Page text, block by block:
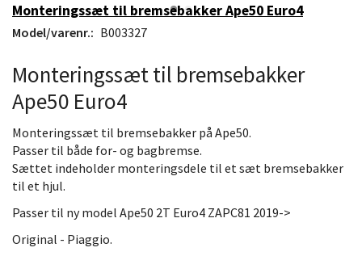
Monteringssæt til bremsebakker Ape50 Euro4
Model/varenr.: B003327
Monteringssæt til bremsebakker
Ape50 Euro4
Monteringssæt til bremsebakker på Ape50.
Passer til både for- og bagbremse.
Sættet indeholder monteringsdele til et sæt bremsebakker
til et hjul.
Passer til ny model Ape50 2T Euro4 ZAPC81 2019->
Original - Piaggio.